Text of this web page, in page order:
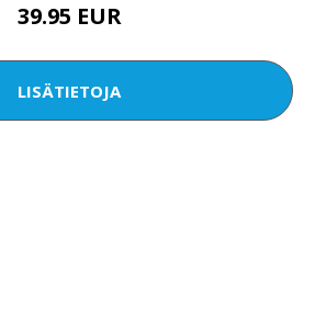
39.95 EUR
LISÄTIETOJA